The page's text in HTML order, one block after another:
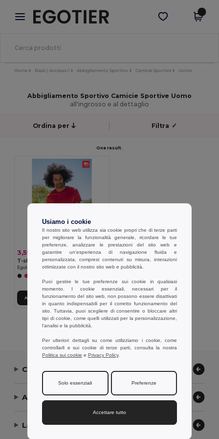
× App Egotier
Prezzi migliori sull'app!
Scarica app
Home Basic | Accessori Abbigliamento Sportivo Camicie Sportive Uomo
Abbigliamento Sportivo Camicie Sportive Uomo
all'ingrosso e al dettaglio
Ordina per Filtra ✓
One result.
3,59 €
T-shirt tecnica da uomo
Egotier 30127
Aggiungi al carrello
Visualizzazione Di Tutti I Prodotti.
Contattaci
Aiuto or Assistenza
La nostra azienda
Usiamo i cookie
Il nostro sito web utilizza sia cookie propri che di terze parti
per migliorare la funzionalità generale, ricordare le tue
preferenze, analizzare le prestazioni del sito web e
garantire un'esperienza di navigazione fluida e
personalizzata, compresi contenuti su misura, interazioni
ottimizzate con il nostro sito web e pubblicità.
Puoi gestire le tue preferenze sui cookie in qualsiasi
momento. I cookie essenziali, necessari per il
funzionamento del sito web, non possono essere disattivati
in quanto indispensabili per il corretto funzionamento del
sito. Tuttavia, puoi scegliere di consentire o bloccare altri
tipi di cookie, come quelli utilizzati per la personalizzazione,
l'analisi e la pubblicità.
Per ulteriori dettagli su come utilizziamo i cookie, come
controllarli e sui cookie di terze parti, consulta la nostra
Politica sui cookie e Privacy Policy.
Solo essenziali Preferenze
Accettare tutto